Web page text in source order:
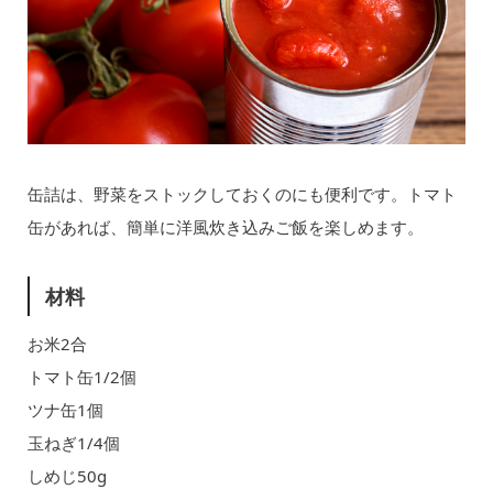
缶詰は、野菜をストックしておくのにも便利です。トマト
缶があれば、簡単に洋風炊き込みご飯を楽しめます。
材料
お米2合
トマト缶1/2個
ツナ缶1個
玉ねぎ1/4個
しめじ50g